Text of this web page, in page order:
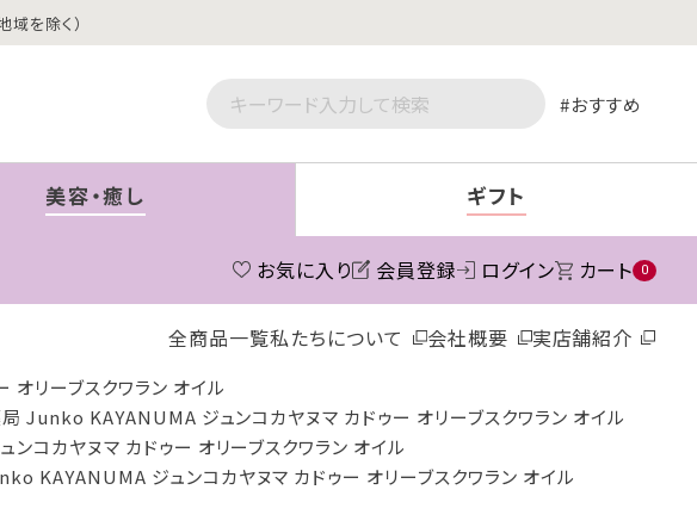
域を除く）
おすすめ
美容・癒し ギフト
お気に入り 会員登録 ログイン カート 0
全商品一覧私たちについて 会社概要 実店舗紹介
リーブスクワラン オイル
Junko KAYANUMA ジュンコカヤヌマ カドゥー オリーブスクワラン オイル
コカヤヌマ カドゥー オリーブスクワラン オイル
KAYANUMA ジュンコカヤヌマ カドゥー オリーブスクワラン オイル